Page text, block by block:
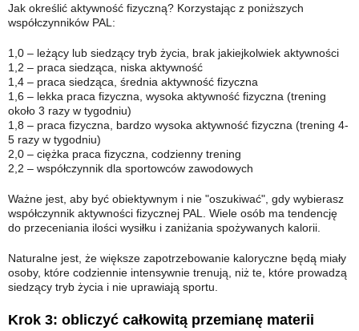
Jak określić aktywność fizyczną? Korzystając z poniższych
współczynników PAL:
1,0 – leżący lub siedzący tryb życia, brak jakiejkolwiek aktywności
1,2 – praca siedząca, niska aktywność
1,4 – praca siedząca, średnia aktywność fizyczna
1,6 – lekka praca fizyczna, wysoka aktywność fizyczna (trening
około 3 razy w tygodniu)
1,8 – praca fizyczna, bardzo wysoka aktywność fizyczna (trening 4-
5 razy w tygodniu)
2,0 – ciężka praca fizyczna, codzienny trening
2,2 – współczynnik dla sportowców zawodowych
Ważne jest, aby być obiektywnym i nie "oszukiwać", gdy wybierasz
współczynnik aktywności fizycznej PAL. Wiele osób ma tendencję
do przeceniania ilości wysiłku i zaniżania spożywanych kalorii.
Naturalne jest, że większe zapotrzebowanie kaloryczne będą miały
osoby, które codziennie intensywnie trenują, niż te, które prowadzą
siedzący tryb życia i nie uprawiają sportu.
Krok 3: obliczyć całkowitą przemianę materii